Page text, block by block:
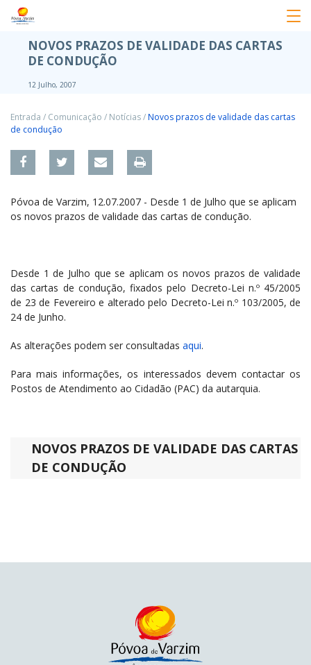
NOVOS PRAZOS DE VALIDADE DAS CARTAS
DE CONDUÇÃO
12 Julho, 2007
Entrada / Comunicação / Notícias/Novos prazos de validade das cartas
de condução
Póvoa de Varzim, 12.07.2007 - Desde 1 de Julho que se aplicam
os novos prazos de validade das cartas de condução.
Desde 1 de Julho que se aplicam os novos prazos de validade
das cartas de condução, fixados pelo Decreto-Lei n.º 45/2005
de 23 de Fevereiro e alterado pelo Decreto-Lei n.º 103/2005, de
24 de Junho.
As alterações podem ser consultadas aqui.
Para mais informações, os interessados devem contactar os
Postos de Atendimento ao Cidadão (PAC) da autarquia.
NOVOS PRAZOS DE VALIDADE DAS CARTAS
DE CONDUÇÃO